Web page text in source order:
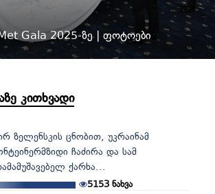
Gala 2025-ზე | ფოტოები
კითხვადი
ზელენსკის ცნობით, უკრაინამ
ჩაძირა და სამ
ქარხა...
5153 ნახვა